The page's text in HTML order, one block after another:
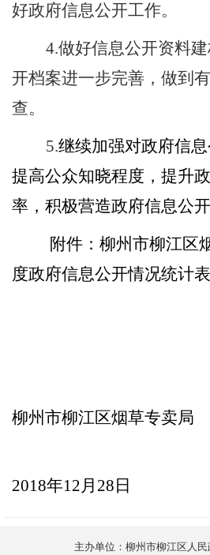
好政府信息公开工作。
4.做好信息公开资料
开档案进一步完善，做到
查。
5.继续加强对政府信
提高公众知晓程度，提升
率，积极营造政府信息公开
附件：柳州市柳江区
度政府信息公开情况统计表
柳州市柳江区烟草专卖局
2018年12月 28 日
主办单位：柳州市柳江区人